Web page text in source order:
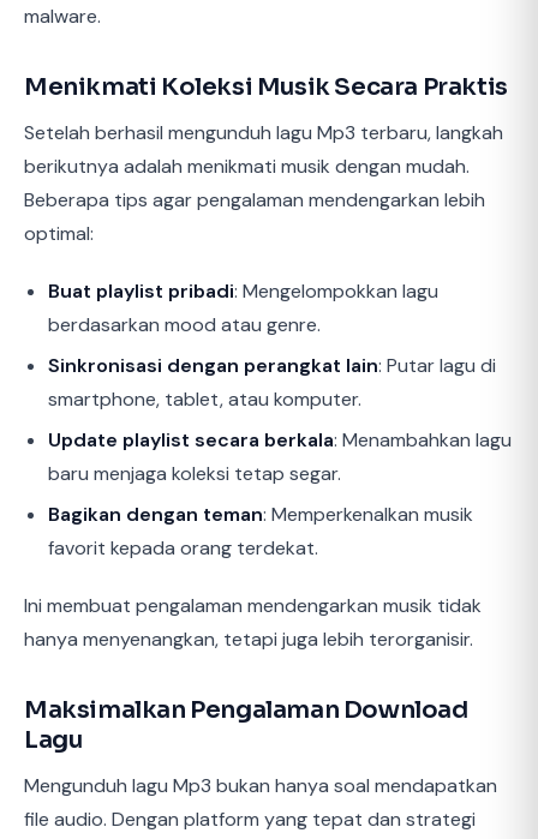
malware.
Menikmati Koleksi Musik Secara Praktis
Setelah berhasil mengunduh lagu Mp3 terbaru, langkah
berikutnya adalah menikmati musik dengan mudah.
Beberapa tips agar pengalaman mendengarkan lebih
optimal:
Buat playlist pribadi: Mengelompokkan lagu
berdasarkan mood atau genre.
Sinkronisasi dengan perangkat lain: Putar lagu di
smartphone, tablet, atau komputer.
Update playlist secara berkala: Menambahkan lagu
baru menjaga koleksi tetap segar.
Bagikan dengan teman: Memperkenalkan musik
favorit kepada orang terdekat.
Ini membuat pengalaman mendengarkan musik tidak
hanya menyenangkan, tetapi juga lebih terorganisir.
Maksimalkan Pengalaman Download
Lagu
Mengunduh lagu Mp3 bukan hanya soal mendapatkan
file audio. Dengan platform yang tepat dan strategi